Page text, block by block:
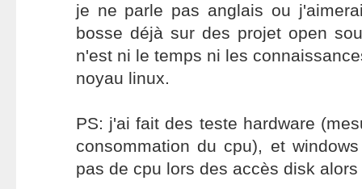
je ne parle pas anglais ou
bosse déjà sur des projet open
n'est ni le temps ni les
noyau linux.
PS: j'ai fait des teste hardware
consommation du cpu), et
pas de cpu lors des accès disk